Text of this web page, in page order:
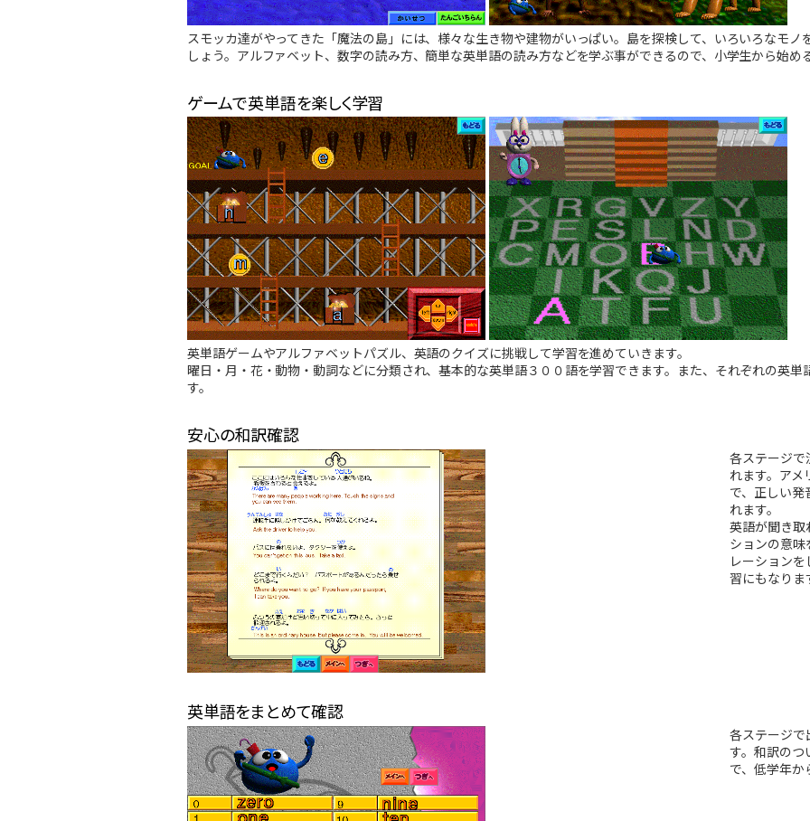
スモッカ達がやってきた「魔法の島」には、様々な生き物や建物がいっぱい。島を探検して、いろいろなモノ
しょう。アルファベット、数字の読み方、簡単な英単語の読み方などを学ぶ事ができるので、小学生から始め
ゲームで英単語を楽しく学習
英単語ゲームやアルファベットパズル、英語のクイズに挑戦して学習を進めていきます。
曜日・月・花・動物・動詞などに分類され、基本的な英単語３００語を学習できます。また、それぞれの英単
す。
安心の和訳確認
各ステージで
れます。アメ
で、正しい発
れます。
英語が聞き取
ションの意味
レーション
習にもなりま
英単語をまとめて確認
各ステージで
す。和訳のつ
で、低学年か